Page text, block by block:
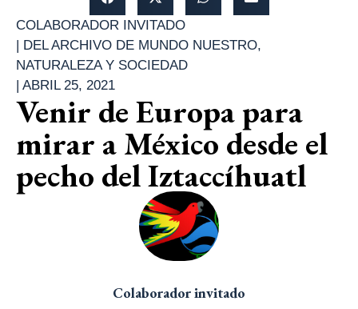
COLABORADOR INVITADO
| DEL ARCHIVO DE MUNDO NUESTRO,
NATURALEZA Y SOCIEDAD
| ABRIL 25, 2021
Venir de Europa para
mirar a México desde el
pecho del Iztaccíhuatl
Colaborador invitado